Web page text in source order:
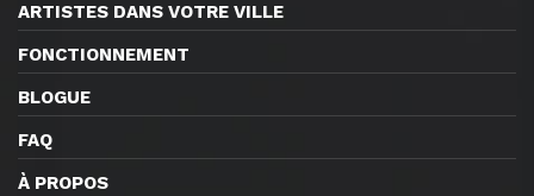
ARTISTES DANS VOTRE VILLE
FONCTIONNEMENT
BLOGUE
FAQ
À PROPOS